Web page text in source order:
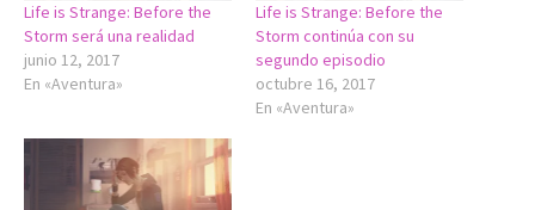
Life is Strange: Before the
Storm será una realidad
junio 12, 2017
En «Aventura»
Life is Strange: Before the
Storm continúa con su
segundo episodio
octubre 16, 2017
En «Aventura»